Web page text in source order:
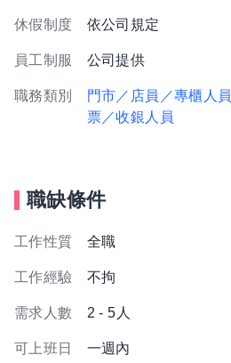
休假制度 依公司規定
員工制服 公司提供
職務類別 門市／店員／專櫃人員
票／收銀人員
職缺條件
工作性質 全職
工作經驗 不拘
需求人數 2 - 5人
可上班日 一週內